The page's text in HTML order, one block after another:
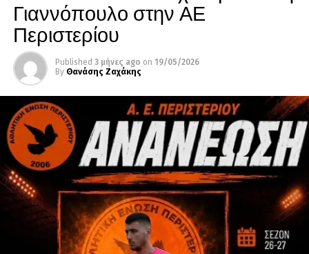
Γιαννόπουλο στην ΑΕ
Περιστερίου
Published 3 μήνες ago on 19/05/2026
By Θανάσης Ζαχάκης